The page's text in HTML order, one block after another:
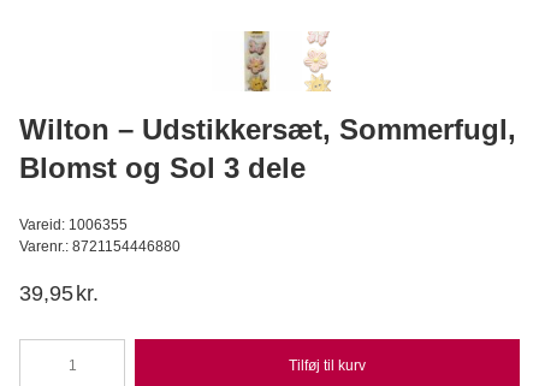
Læg i kurv
Wilton – Udstikkersæt, Sommerfugl,
Blomst og Sol 3 dele
Vareid: 1006355
Varenr.: 8721154446880
39,95 kr.
Tilføj til kurv